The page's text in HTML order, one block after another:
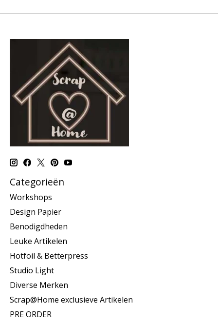
Categorieën
Workshops
Design Papier
Benodigdheden
Leuke Artikelen
Hotfoil & Betterpress
Studio Light
Diverse Merken
Scrap@Home exclusieve Artikelen
PRE ORDER